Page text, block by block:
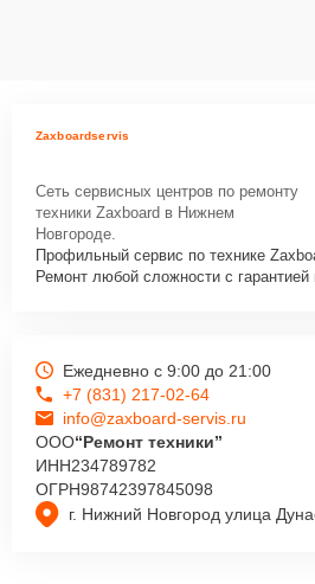
Zaxboardservis
Сеть сервисных центров по ремонту
техники Zaxboard в Нижнем
Новгороде.
Профильный сервис по технике
Ремонт любой сложности с гарантией
г. Нижний Новгород улица
Ежедневно с 9:00 до 21:00
+7 (831) 217-02-64
info@zaxboard-servis.ru
ООО“Ремонт техники”
ИНН234789782
ОГРН98742397845098